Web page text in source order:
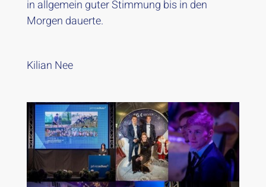
in allgemein guter Stimmung bis in den
Morgen dauerte.
Kilian Nee